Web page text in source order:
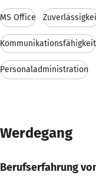
MS Office
Kommunikationsfähigkeit
Personaladministration
Werdegang
Berufserfahrung